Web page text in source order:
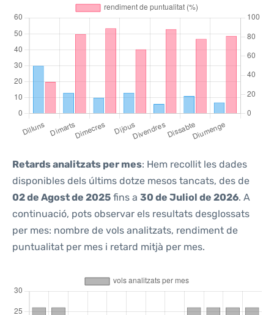
Retards analitzats per mes: Hem recollit les dades
disponibles dels últims dotze mesos tancats, des de
02 de Agost de 2025 fins a 30 de Juliol de 2026. A
continuació, pots observar els resultats desglossats
per mes: nombre de vols analitzats, rendiment de
puntualitat per mes i retard mitjà per mes.